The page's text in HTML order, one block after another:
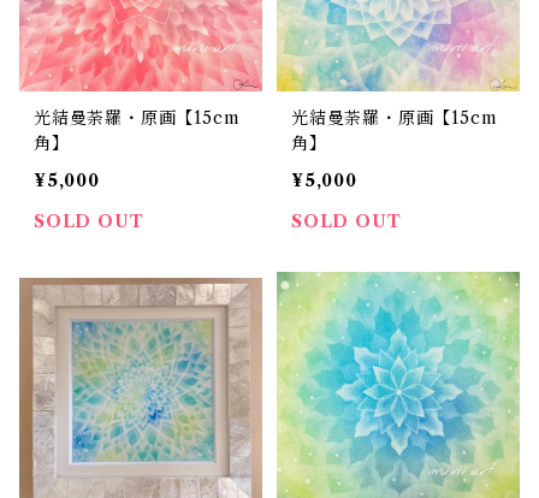
光結曼荼羅・原画【15cm
角】
¥5,000
SOLD OUT
光結曼荼羅・原画【15cm
角】
¥5,000
SOLD OUT